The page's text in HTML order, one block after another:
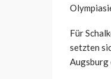
Für
setzten
Augsburg